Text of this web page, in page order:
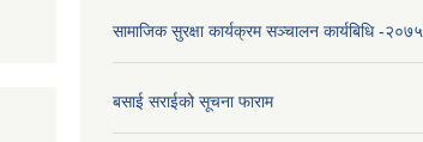
सामाजिक सुरक्षा कार्यक्रम सञ्चालन कार्यबिधि -२०७५
बसाई सराईको सूचना फाराम